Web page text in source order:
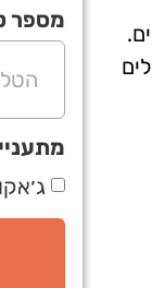
מספר
ג׳אקו